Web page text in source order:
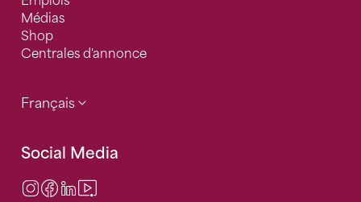
Médias
Shop
Centrales d'annonce
Français
Social Media
Instagram
Facebook
LinkedIn